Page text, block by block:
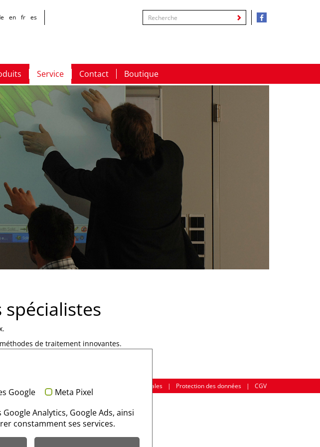
de traitement innovantes.
Mentions légales | Protection des données | CGV
Google
Meta Pixel
Analytics, Google Ads, ainsi
constamment ses services.
en fr es
Service Contact Boutique